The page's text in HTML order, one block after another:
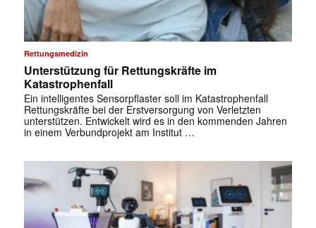
Rettungsmedizin
Unterstützung für Rettungskräfte im
Katastrophenfall
Ein intelligentes Sensorpflaster soll im Katastrophenfall
Rettungskräfte bei der Erstversorgung von Verletzten
unterstützen. Entwickelt wird es in den kommenden Jahren
in einem Verbundprojekt am Institut …